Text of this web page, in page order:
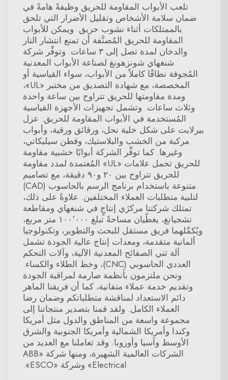
تلعب الأبواب المقاومة للحريق وظيفةً هامةً في
ضمان سلامة الأشخاص وتقليل الأضرار التي تلحق
بالممتلكات أثناء نشوب حريق. ويمكن للأبواب
المقاومة للحريق المُصنَّفة أن تمنع انتشار النار
والدخان لمدة تصل إلى ٣ ساعات. وتوفِّر شركة
شنغهاي شونزهونغ لصناعة الأبواب المعدنية
المُجوفة نطاقًا كاملاً من الأبواب، سواء القياسية أو
المخصصة، مع شهادة التصديق من مختبر «UL»،
ومدة مقاومتها للحريق تتراوح بين ساعة واحدة
وثلاث ساعات. وتشمل تجهيزات الأجهزة القياسية
المُستخدمة في الأبواب المقاومة للحريق: عزل
بيرلايت على شكل خلية نحل، ورقائق ورقية، وأبواب
مركبة من الخشب والبلاستيك، وقطن سيليكاتي،
وغيرها. كما توفِّر الشركة أبوابًا خشبية مقاومة
للحريق تحمل علامات «UL» المُعتمدة لمدد مقاومة
للحريق تتراوح بين ٢٠ و٩٠ دقيقة، مع تصاميم
متنوعة باستخدام برنامج الرسم بالحاسوب (CAD)
لتلبية متطلبات العملاء المختلفين. علاوةً على ذلك،
تمتلك شركتنا مركزَي إنتاجٍ في شنغهاي ومقاطعة
تشجيانغ، يغطّيان مساحةً تبلغ ١٠٠٬٠٠٠ متر مربع،
ويُكمِّلهما فريق مستقل للبحث والتطوير، وتكنولوجيا
ألمانية متقدمة، ومعدات إنتاج عالية الجودة تشمل
آلة ثني الصفائح المعدنية الآلية، وآلات التحكم
العددي الحاسوبي (CNC)، وخط الطلاء والكساء.
ونحن ملتزمون بأنظمة صارمة لمراقبة الجودة
وتقديم خدمة عملاء متفانية، كما أن فريقنا الماهر
دائم الاستعداد لمناقشة متطلباتكم وضمان رضا
العملاء الكامل. ولقد قمنا بتصدير منتجاتنا إلى
مجموعة واسعة من المناطق والدول مثل أمريكا
وكندا وأمريكا الشمالية وأمريكا الجنوبية والشرق
الأوسط وآسيا وأوروبا. وقد تعاملنا مع العديد من
الشركات العالمية الشهيرة، ومنها شركة «ABB
Electrical» وشركة «ESCO».